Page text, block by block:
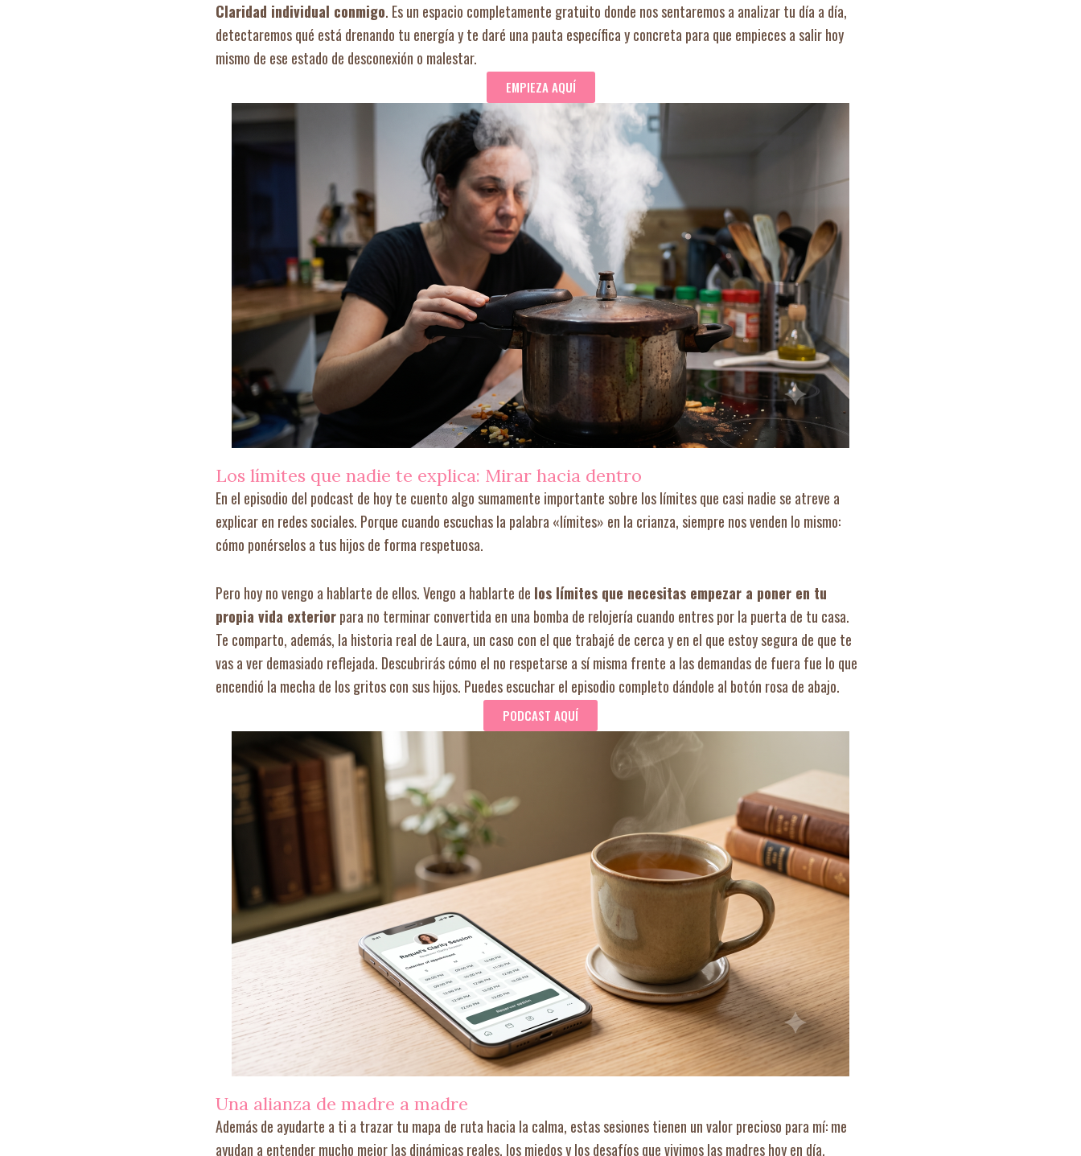
Claridad individual conmigo. Es un espacio completamente gratuito donde nos sentaremos a analizar tu día a día,
detectaremos qué está drenando tu energía y te daré una pauta específica y concreta para que empieces a salir hoy
mismo de ese estado de desconexión o malestar.
EMPIEZA AQUÍ
Los límites que nadie te explica: Mirar hacia dentro
En el episodio del podcast de hoy te cuento algo sumamente importante sobre los límites que casi nadie se atreve a
explicar en redes sociales. Porque cuando escuchas la palabra «límites» en la crianza, siempre nos venden lo mismo:
cómo ponérselos a tus hijos de forma respetuosa.
Pero hoy no vengo a hablarte de ellos. Vengo a hablarte de los límites que necesitas empezar a poner en tu
propia vida exteriorpara no terminar convertida en una bomba de relojería cuando entres por la puerta de tu casa.
Te comparto, además, la historia real de Laura, un caso con el que trabajé de cerca y en el que estoy segura de que te
vas a ver demasiado reflejada. Descubrirás cómo el no respetarse a sí misma frente a las demandas de fuera fue lo que
encendió la mecha de los gritos con sus hijos. Puedes escuchar el episodio completo dándole al botón rosa de abajo.
PODCAST AQUÍ
Una alianza de madre a madre
Además de ayudarte a ti a trazar tu mapa de ruta hacia la calma, estas sesiones tienen un valor precioso para mí: me
ayudan a entender mucho mejor las dinámicas reales, los miedos y los desafíos que vivimos las madres hoy en día.